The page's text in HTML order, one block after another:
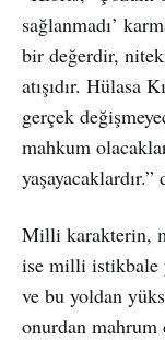
sağlanmadı’
bir değerdir,
atışıdır. Hülasa
gerçek
mahkum
Milli karakterin,
ise milli istikbale
ve bu yoldan
onurdan